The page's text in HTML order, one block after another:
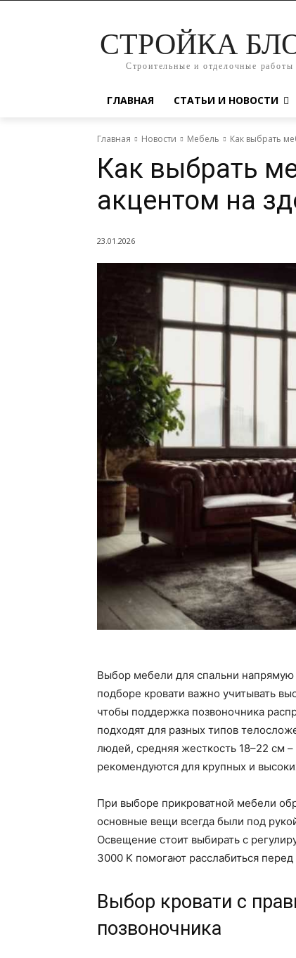
СТРОЙКА
Строительные и отделочные работы
ГЛАВНАЯ СТАТЬИ И НОВОСТИ
Главная Новости Мебель Как выбрать
Как выбрать
акцентом на
23.01.2026
Выбор мебели для спальни
подборе кровати важно учитывать
чтобы поддержка позвоночника
подходят для разных типов
людей, средняя жесткость 18–22 см
рекомендуются для крупных и
При выборе прикроватной мебели
основные вещи всегда были под
Освещение стоит выбирать с
3000 K помогают расслабиться
Выбор кровати с
позвоночника